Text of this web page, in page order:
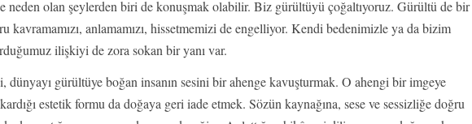
neden olan şeylerden biri de konuşmak olabilir. Biz gürültüyü çoğaltıyoruz. Gürültü de bir
anlamamızı, hissetmemizi de engelliyor. Kendi bedenimizle ya da bizim
ilişkiyi de zora sokan bir yanı var.
dünyayı gürültüye boğan insanın sesini bir ahenge kavuşturmak. O ahengi bir imgeye
estetik formu da doğaya geri iade etmek. Sözün kaynağına, sese ve sessizliğe doğru